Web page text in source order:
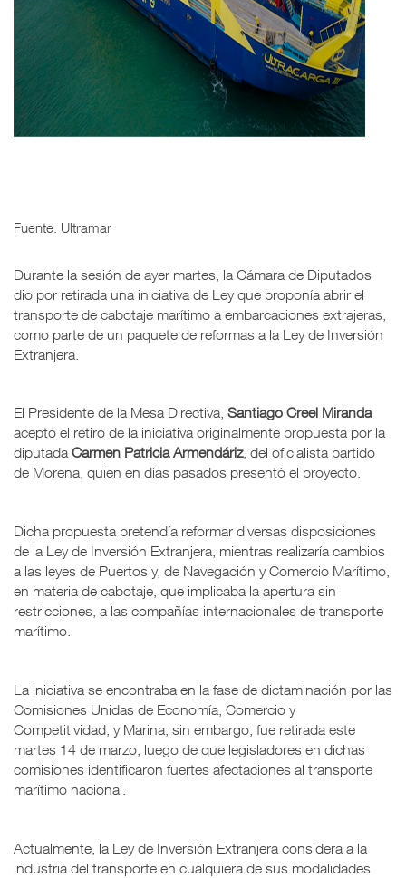
Fuente: Ultramar
Durante la sesión de ayer martes, la Cámara de Diputados
dio por retirada una iniciativa de Ley que proponía abrir el
transporte de cabotaje marítimo a embarcaciones extrajeras,
como parte de un paquete de reformas a la Ley de Inversión
Extranjera.
El Presidente de la Mesa Directiva, Santiago Creel Miranda
aceptó el retiro de la iniciativa originalmente propuesta por la
diputada Carmen Patricia Armendáriz, del oficialista partido
de Morena, quien en días pasados presentó el proyecto.
Dicha propuesta pretendía reformar diversas disposiciones
de la Ley de Inversión Extranjera, mientras realizaría cambios
a las leyes de Puertos y, de Navegación y Comercio Marítimo,
en materia de cabotaje, que implicaba la apertura sin
restricciones, a las compañías internacionales de transporte
marítimo.
La iniciativa se encontraba en la fase de dictaminación por las
Comisiones Unidas de Economía, Comercio y
Competitividad, y Marina; sin embargo, fue retirada este
martes 14 de marzo, luego de que legisladores en dichas
comisiones identificaron fuertes afectaciones al transporte
marítimo nacional.
Actualmente, la Ley de Inversión Extranjera considera a la
industria del transporte en cualquiera de sus modalidades